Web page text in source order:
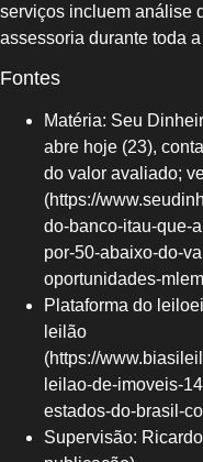
serviços incluem análise
assessoria durante toda
Fontes
Matéria: Seu
abre hoje (23),
do valor avaliado;
(https://
do-banco-itau-que-
por-50-abaixo-do-
oportunidades-
Plataforma do
leilão
(https://
leilao-de-imoveis-
estados-do-brasil-
Supervisão: